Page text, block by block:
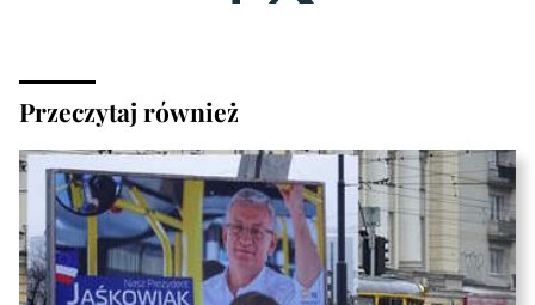
Przeczytaj również